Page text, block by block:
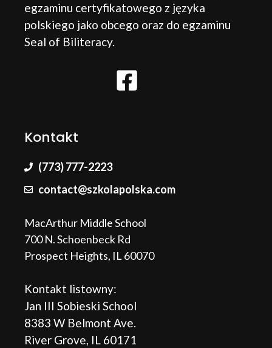
egzaminu certyfikatowego z języka
polskiego jako obcego oraz do egzaminu
Seal of Biliteracy.
Kontakt
(773) 777-2223
contact@szkolapolska.com
MacArthur Middle School
700 N. Schoenbeck Rd
Prospect Heights, IL 60070
Kontakt listowny:
Jan III Sobieski School
8383 W Belmont Ave.
River Grove, IL 60171